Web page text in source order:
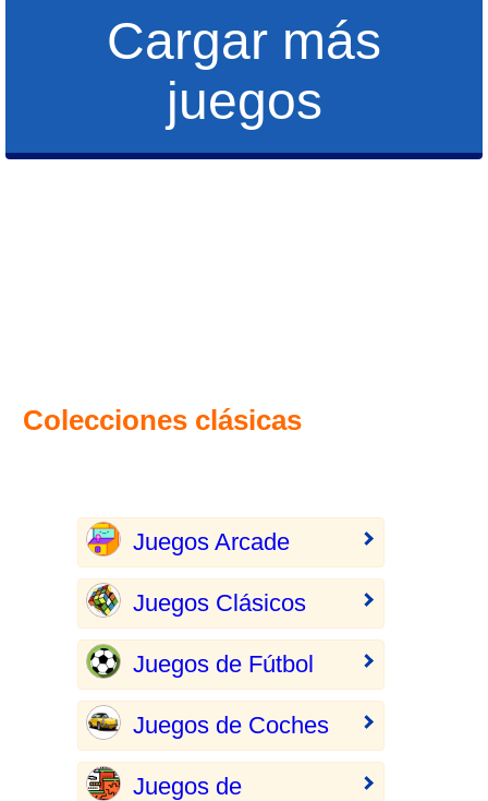
Cargar más
juegos
Colecciones clásicas
Juegos Arcade
Juegos Clásicos
Juegos de Fútbol
Juegos de Coches
Juegos de